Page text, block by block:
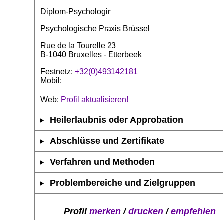
Diplom-Psychologin
Psychologische Praxis Brüssel
Rue de la Tourelle 23
B-1040 Bruxelles - Etterbeek
Festnetz: +32(0)493142181
Mobil:
Web: Profil aktualisieren!
Heilerlaubnis oder Approbation
Abschlüsse und Zertifikate
Verfahren und Methoden
Problembereiche und Zielgruppen
Profil merken/drucken/empfehlen